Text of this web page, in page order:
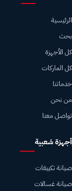
الرئيسية
بحث
كل الأجهزة
كل الماركات
خدماتنا
من نحن
تواصل معنا
أجهزة شعبية
صيانة تكييفات
صيانة غسالات